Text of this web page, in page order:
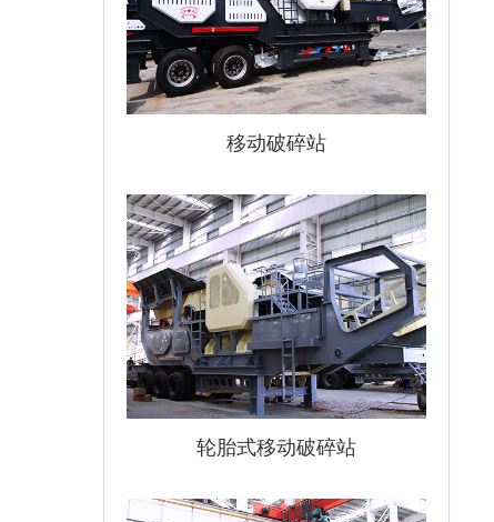
移动破碎站
轮胎式移动破碎站